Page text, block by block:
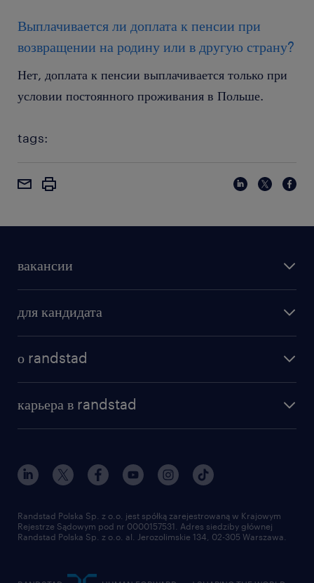
Выплачивается ли доплата к пенсии при
возвращении на родину или в другую страну?
Нет, доплата к пенсии выплачивается только при
условии постоянного проживания в Польше.
tags:
вакансии
для кандидата
о randstad
карьера в randstad
Randstad Polska Sp. z o.o. jest spółką zarejestrowaną w Krajowym
Rejestrze Sądowym pod nr 0000157531. Adres siedziby głównej
Randstad Polska Sp. z o.o. al. Jerozolimskie 134, 02-305 Warszawa.